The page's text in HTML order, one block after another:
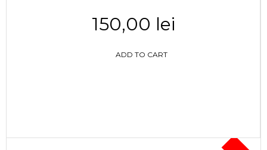
150,00 lei
ADD TO CART